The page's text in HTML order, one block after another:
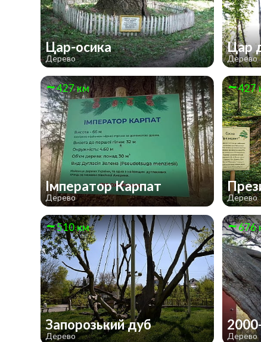
Цар-осика
Дерево
Цар
Дерево
427 км
Імператор Карпат
Дерево
427
Дерево
510 км
Запорозький дуб
Дерево
676
Дерево